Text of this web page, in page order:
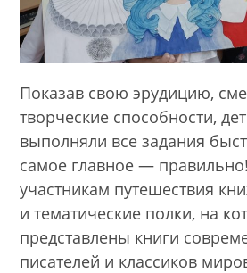
Показав свою эрудицию,
творческие способности,
выполняли все задания
самое главное —
участникам путешествия
и тематические полки, на
представлены книги
писателей и классиков